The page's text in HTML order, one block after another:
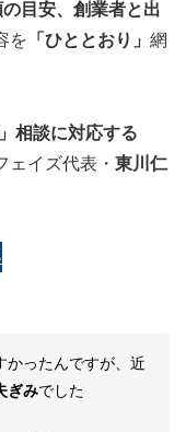
目安、創業者と出
を 「ひととおり」 網
相談に対応する
ェイズ代表・ 東川仁
かったんですが、近
ぎみでした